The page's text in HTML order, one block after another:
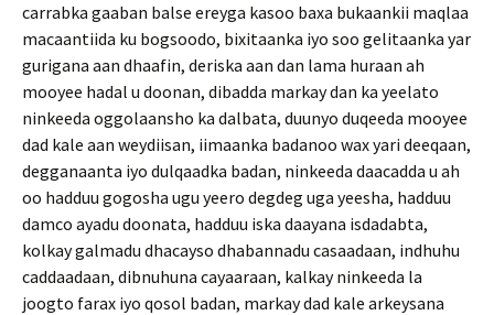
carrabka gaaban balse ereyga kasoo baxa bukaankii maqlaa
macaantiida ku bogsoodo, bixitaanka iyo soo gelitaanka yar
gurigana aan dhaafin, deriska aan dan lama huraan ah
mooyee hadal u doonan, dibadda markay dan ka yeelato
ninkeeda oggolaansho ka dalbata, duunyo duqeeda mooyee
dad kale aan weydiisan, iimaanka badanoo wax yari deeqaan,
degganaanta iyo dulqaadka badan, ninkeeda daacadda u ah
oo hadduu gogosha ugu yeero degdeg uga yeesha, hadduu
damco ayadu doonata, hadduu iska daayana isdadabta,
kolkay galmadu dhacayso dhabannadu casaadaan, indhuhu
caddaadaan, dibnuhuna cayaaraan, kalkay ninkeeda la
joogto farax iyo qosol badan, markay dad kale arkeysana